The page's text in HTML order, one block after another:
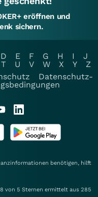
eröffnen und
sichern.
D E F G H I
J
T U V W X Y
Z
Datenschutz-
benötigen, hilft
von 5 Sternen ermittelt aus 285